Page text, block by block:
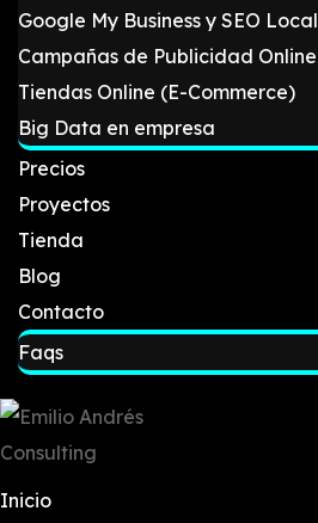
Google My Business y SEO Local
Campañas de Publicidad Online
Tiendas Online (E-Commerce)
Big Data en empresa
Precios
Proyectos
Tienda
Blog
Contacto
Faqs
Inicio